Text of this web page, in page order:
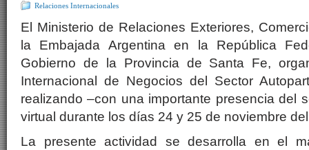
Relaciones Internacionales
El Ministerio de Relaciones Exteriores,
la Embajada Argentina en la República
Gobierno de la Provincia de Santa Fe,
Internacional de Negocios del Sector
realizando –con una importante presencia del
virtual durante los días 24 y 25 de noviembre
La presente actividad se desarrolla en el